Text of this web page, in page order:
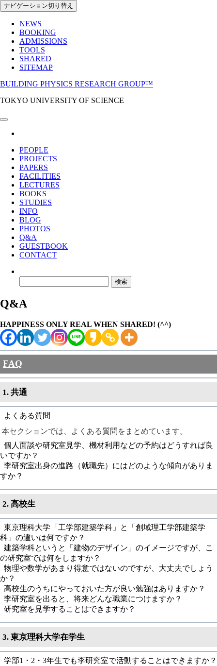
Skip
to
content
ナビゲーション切り替え
NEWS
BOOKING
ADMISSIONS
TOOLS
SHARED
SITEMAP
BUILDING PHYSICS RESEARCH GROUP™
TOKYO UNIVERSITY OF SCIENCE
PEOPLE
PROJECTS
PAPERS
FACILITIES
LECTURES
BOOKS
STUDIES
INFO
BLOG
PHOTOS
Q&A
GUESTBOOK
CONTACT
Q&A
HAPPINESS ONLY REAL WHEN SHARED! (^^)
FAQ
1. 共通
よくある質問
本セクションでは、よくある質問をまとめています。
個人面談や研究室見学、機材利用などの予約はどうすれば良
いですか？
李研究室出身の進路（就職先）にはどのような傾向がありま
すか？
2. 高校生
東京理科大学「工学部建築学科」と「創域理工学部建築学
科」の違いは何ですか？
建築学科というと「建物のデザイン」のイメージですが、こ
の研究室では何をしますか？
物理や数学があまり得意ではないのですが、大丈夫でしょう
か？
高校生のうちにやっておいた方が良い勉強はありますか？
李研究室を出ると、将来どんな職業につけますか？
研究室を見学することはできますか？
3. 東京理科大学在学生
学部1・2・3年生でも李研究室で活動することはできますか？